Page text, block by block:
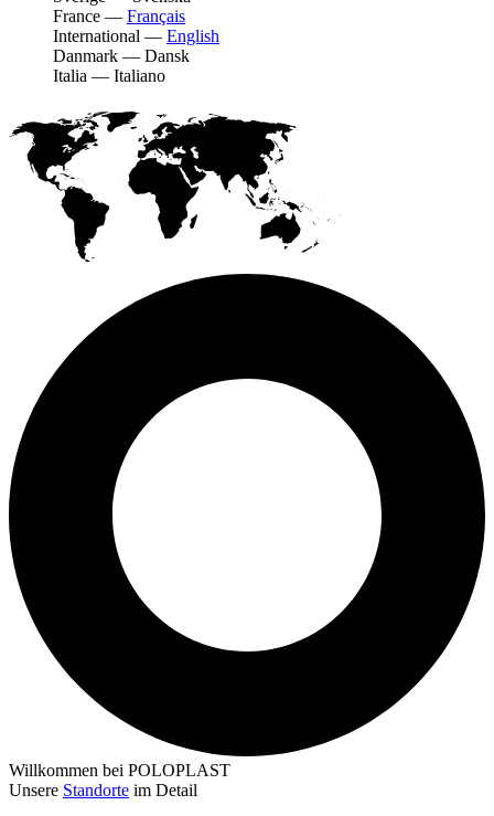
France — Français
International — English
Danmark — Dansk
Italia — Italiano
Willkommen bei POLOPLAST
Unsere Standorte im Detail